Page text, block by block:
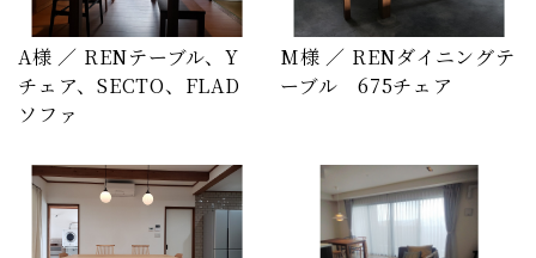
A様 ／ RENテーブル、Y
チェア、SECTO、FLAD
ソファ
M様 ／ RENダイニングテ
ーブル 675チェア